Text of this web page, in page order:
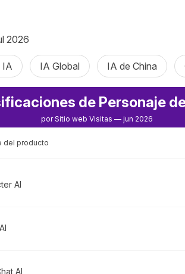
2026
IA IA Global IA de China
de Personaje
por Sitio web Visitas — jun 2026
del producto
AI
AI